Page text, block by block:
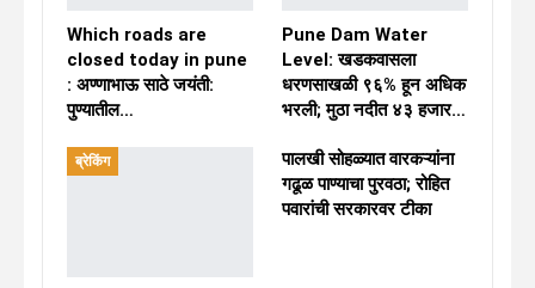
Which roads are
closed today in pune
: अण्णाभाऊ साठे जयंती:
पुण्यातील…
Pune Dam Water
Level: खडकवासला
धरणसाखळी ९६% हून अधिक
भरली; मुठा नदीत ४३ हजार…
ब्रेकिंग
पालखी सोहळ्यात वारकऱ्यांना
गढूळ पाण्याचा पुरवठा; रोहित
पवारांची सरकारवर टीका